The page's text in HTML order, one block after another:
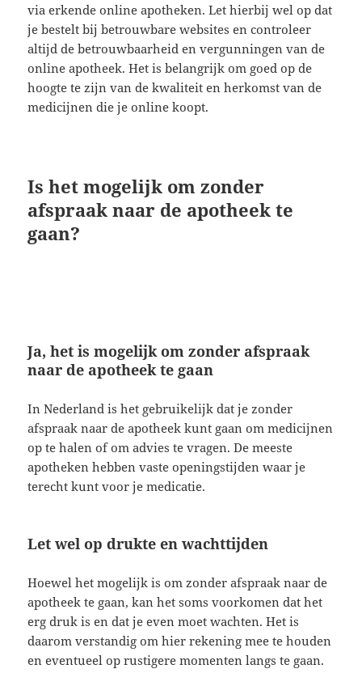
via erkende online apotheken. Let hierbij wel op dat
je bestelt bij betrouwbare websites en controleer
altijd de betrouwbaarheid en vergunningen van de
online apotheek. Het is belangrijk om goed op de
hoogte te zijn van de kwaliteit en herkomst van de
medicijnen die je online koopt.
Is het mogelijk om zonder
afspraak naar de apotheek te
gaan?
Ja, het is mogelijk om zonder afspraak
naar de apotheek te gaan
In Nederland is het gebruikelijk dat je zonder
afspraak naar de apotheek kunt gaan om medicijnen
op te halen of om advies te vragen. De meeste
apotheken hebben vaste openingstijden waar je
terecht kunt voor je medicatie.
Let wel op drukte en wachttijden
Hoewel het mogelijk is om zonder afspraak naar de
apotheek te gaan, kan het soms voorkomen dat het
erg druk is en dat je even moet wachten. Het is
daarom verstandig om hier rekening mee te houden
en eventueel op rustigere momenten langs te gaan.